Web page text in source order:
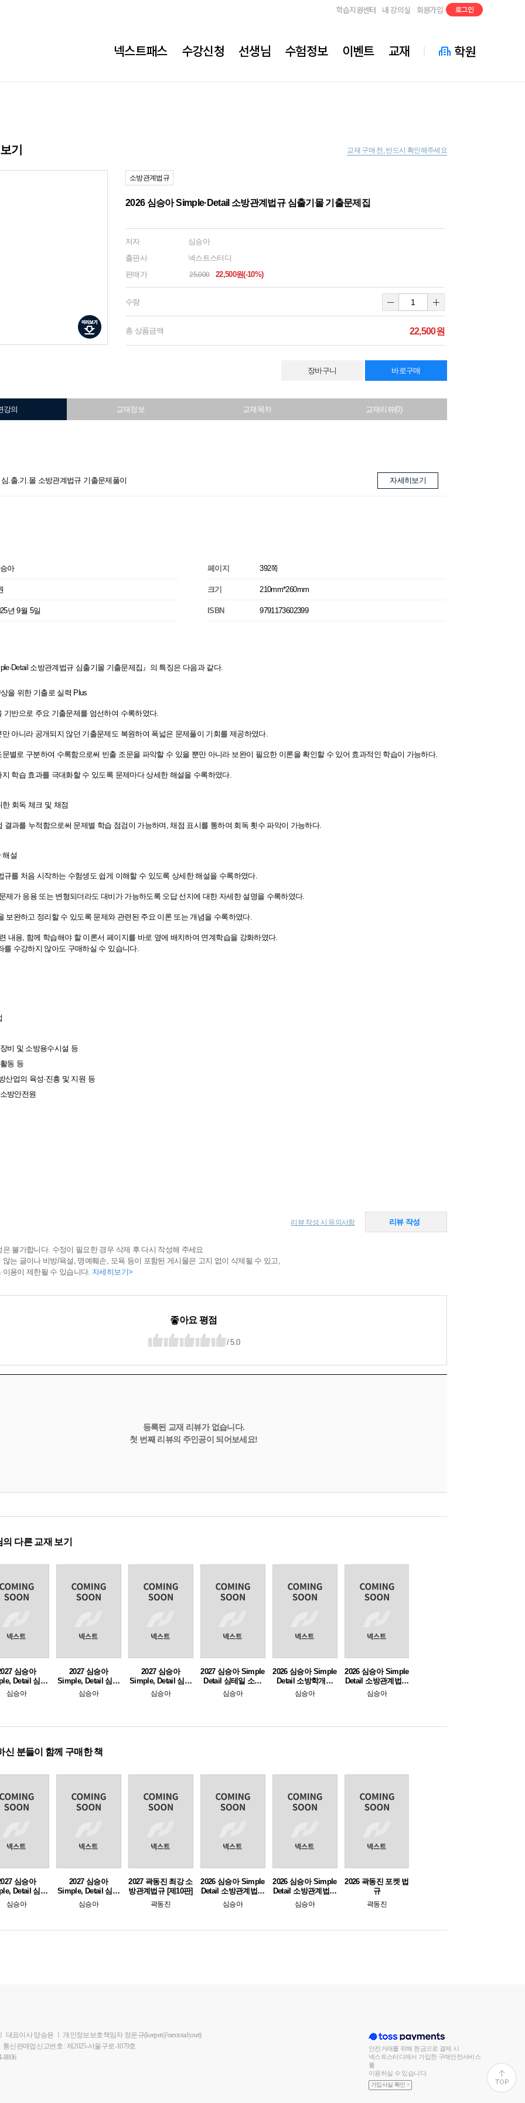
학습지원센터 내 강의실 회원가입 로그인
메
가넥스트패스 수강신청 선생님 수험정보 이벤트 교재 학원
기 교재 구매 전, 반드시 확인해주세요
소방관계법규
2026 심승아 Simple·Detail 소방관계법규 심출기몰 기출문제집
저자
심승아
출판사
넥스트스터디
판매가
25,000 22,500원(-10%)
수량
총 상품금액 22,500원
장바구니 바로구매
강의 교재정보 교재목차 교재리뷰(0)
.출.기.몰 소방관계법규 기출문제풀이 자세히보기
아
년 9월 5일
페이지 392쪽
크기 210mm*260mm
ISBN 9791173602399
소방관계법규 심출기몰 기출문제집』의 특징은 다음과 같다.
을 위한 기출로 실력 Plus
기반으로 주요 기출문제를 엄선하여 수록하였다.
만 아니라 공개되지 않던 기출문제도 복원하여 폭넓은 문제풀이 기회를 제공하였다.
문별로 구분하여 수록함으로써 빈출 조문을 파악할 수 있을 뿐만 아니라 보완이 필요한 이론을 확인할 수 있어 효과적인 학습이 가능하다.
지 학습 효과를 극대화할 수 있도록 문제마다 상세한 해설을 수록하였다.
회독 체크 및 채점
결과를 누적함으로써 문제별 학습 점검이 가능하며, 채점 표시를 통하여 회독 횟수 파악이 가능하다.
해설
규를 처음 시작하는 수험생도 쉽게 이해할 수 있도록 상세한 해설을 수록하였다.
제가 응용 또는 변형되더라도 대비가 가능하도록 오답 선지에 대한 자세한 설명을 수록하였다.
보완하고 정리할 수 있도록 문제와 관련된 주요 이론 또는 개념을 수록하였다.
내용, 함께 학습해야 할 이론서 페이지를 바로 옆에 배치하여 연계학습을 강화하였다.
수강하지 않아도 구매하실 수 있습니다.
비 및 소방용수시설 등
동 등
산업의 육성·진흥 및 지원 등
방안전원
리뷰 작성 시 유의사항 리뷰 작성
은 불가합니다. 수정이 필요한 경우 삭제 후 다시 작성해 주세요
않는 글이나 비방/욕설, 명예훼손, 모욕 등이 포함된 게시물은 고지 없이 삭제될 수 있고,
이용이 제한될 수 있습니다. 자세히보기>
좋아요 평점
/ 5.0
등록된 교재 리뷰가 없습니다.
첫 번째 리뷰의 주인공이 되어보세요!
다른 교재 보기
심승아
Detail 심테
방관계법규 2
심승아
2027 심승아
Simple, Detail 심테
일 소방관계법규 1
심승아
2027 심승아
Simple, Detail 심테
일 소방학개론 2
심승아
2027 심승아 Simple
Detail 심테일 소방
학개론 1
심승아
2026 심승아 Simple
Detail 소방학개론
심봉사 심승아 봉투
모의고사
심승아
2026 심승아 Simple
Detail 소방관계법규
공채 심봉사 심승아
봉투 모의고사
심승아
신 분들이 함께 구매한 책
심승아
Detail 심테
방관계법규 2
심승아
2027 심승아
Simple, Detail 심테
일 소방관계법규 1
심승아
2027 곽동진 최강 소
방관계법규 [제10판]
곽동진
2026 심승아 Simple
Detail 소방관계법규
공채 심봉사 심승아
봉투 모의고사
심승아
2026 심승아 Simple
Detail 소방관계법규
경채 심봉사 심승아
봉투 모의고사
심승아
2026 곽동진 포켓 법
규
곽동진
ㅣ 대표이사 양승윤 ㅣ 개인정보보호책임자 정운규(keeper@nextstudy.net)
통신판매업신고번호 : 제2025-서울구로-1079호
8806
안전거래를 위해 현금으로 결제 시
넥스트스터디에서 가입한 구매안전서비스
를
이용하실 수 있습니다.
가입사실 확인 >